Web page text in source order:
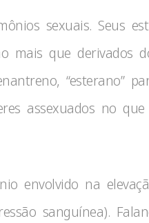
sexuais. Seus
mais que derivados
“esterano”
assexuados no
envolvido na
sanguínea).